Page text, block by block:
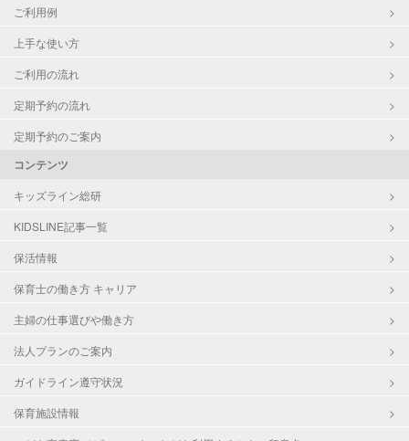
ご利用例
上手な使い方
ご利用の流れ
定期予約の流れ
定期予約のご案内
コンテンツ
キッズライン総研
KIDSLINE記事一覧
保活情報
保育士の働き方 キャリア
主婦の仕事選びや働き方
法人プランのご案内
ガイドライン遵守状況
保育施設情報